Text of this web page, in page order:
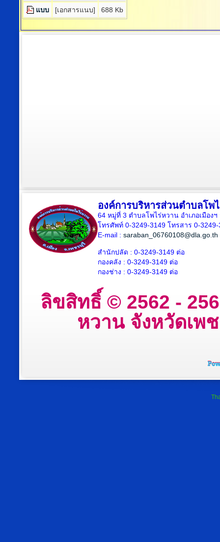
แบบ [เอกสารแนบ] 688 Kb
องค์การบริหารส่วนตำบลโพ
64 หมู่ที่ 3 ตำบลโพไร่หวาน อำเภอเมือง
โทรศัพท์ 0-3249-3149 โทรสาร 0-
E-mail : saraban_06760108@dla.go.th
สำนักปลัด : 0-3249-3149 ต่อ
กองคลัง : 0-3249-3149 ต่อ
กองช่าง : 0-3249-3149 ต่อ
ลิขสิทธิ์ © 2562 -
หวาน จังหวัดเพ